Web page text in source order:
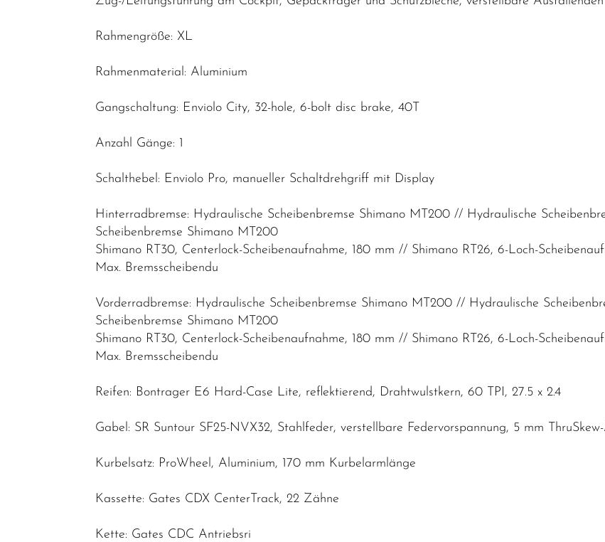
Rahmengröße: XL
Rahmenmaterial: Aluminium
Gangschaltung: Enviolo City, 32-hole, 6-bolt disc brake, 40T
Anzahl Gänge: 1
Schalthebel: Enviolo Pro, manueller Schaltdrehgriff mit Display
Hinterradbremse: Hydraulische Scheibenbremse Shimano MT200 // Hydraulische
Scheibenbremse Shimano MT200
Shimano RT30, Centerlock-Scheibenaufnahme, 180 mm // Shimano RT26, 6-Loch-
Max. Bremsscheibendu
Vorderradbremse: Hydraulische Scheibenbremse Shimano MT200 // Hydraulische
Scheibenbremse Shimano MT200
Shimano RT30, Centerlock-Scheibenaufnahme, 180 mm // Shimano RT26, 6-Loch-
Max. Bremsscheibendu
Reifen: Bontrager E6 Hard-Case Lite, reflektierend, Drahtwulstkern, 60 TPI, 27.5 x 2.4
Gabel: SR Suntour SF25-NVX32, Stahlfeder, verstellbare Federvorspannung, 5 mm
Kurbelsatz: ProWheel, Aluminium, 170 mm Kurbelarmlänge
Kassette: Gates CDX CenterTrack, 22 Zähne
Kette: Gates CDC Antriebsri